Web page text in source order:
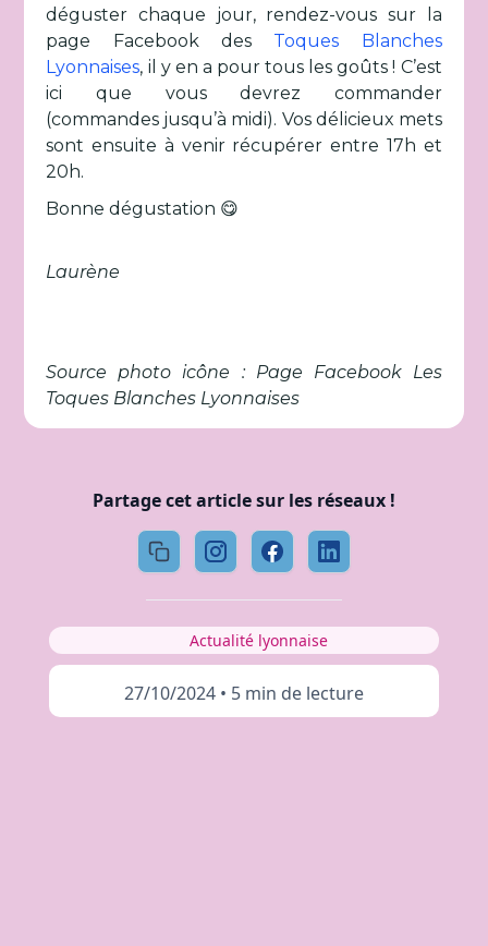
déguster chaque jour, rendez-vous sur la
page Facebook des Toques Blanches
Lyonnaises, il y en a pour tous les goûts ! C’est
ici que vous devrez commander
(commandes jusqu’à midi). Vos délicieux mets
sont ensuite à venir récupérer entre 17h et
20h.
Bonne dégustation 😋
Laurène
Source photo icône : Page Facebook Les
Toques Blanches Lyonnaises
Partage cet article sur les réseaux !
Actualité lyonnaise
27/10/2024 • 5 min de lecture